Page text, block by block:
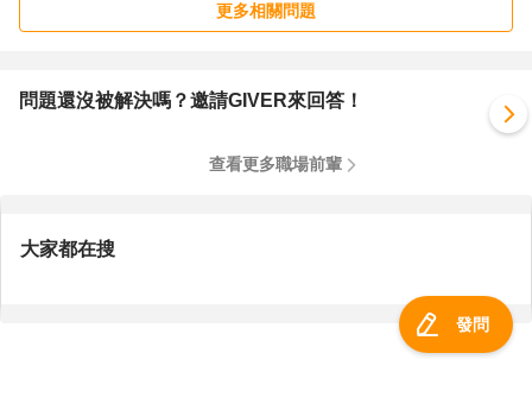
更多相關問題
問題還沒被解決嗎？邀請GIVER來回答！
查看更多職場前輩
大家都在搜
發問